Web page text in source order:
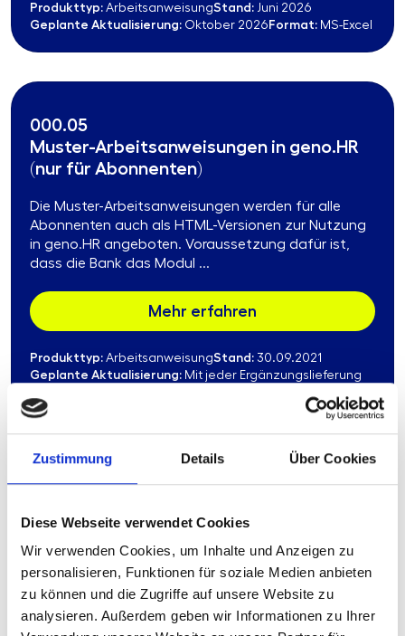
Zustimmung Details Über Cookies
Diese Webseite verwendet Cookies
Wir verwenden Cookies, um Inhalte und Anzeigen zu
personalisieren, Funktionen für soziale Medien anbieten
zu können und die Zugriffe auf unsere Website zu
analysieren. Außerdem geben wir Informationen zu Ihrer
Produkttyp: ArbeitsanweisungStand: Juni 2026
Geplante Aktualisierung: Oktober 2026 Format: MS-Excel
000.05
Muster-Arbeitsanweisungen in geno.HR
(nur für Abonnenten)
Die Muster-Arbeitsanweisungen werden für alle
Abonnenten auch als HTML-Versionen zur Nutzung
in geno.HR angeboten. Voraussetzung dafür ist,
dass die Bank das Modul ...
Mehr erfahren
Produkttyp: ArbeitsanweisungStand: 30.09.2021
Geplante Aktualisierung: Mit jeder Ergänzungslieferung
Gliederungsstruktur und
Arbeitsanweisungen
Mit der Gliederungsstruktur der Muster-
Arbeitsanweisungen empfehlen wir Ihnen eine